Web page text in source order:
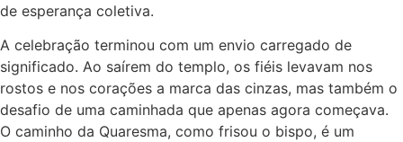
de esperança coletiva.
A celebração terminou com um envio carregado de
significado. Ao saírem do templo, os fiéis levavam nos
rostos e nos corações a marca das cinzas, mas também o
desafio de uma caminhada que apenas agora começava.
O caminho da Quaresma, como frisou o bispo, é um